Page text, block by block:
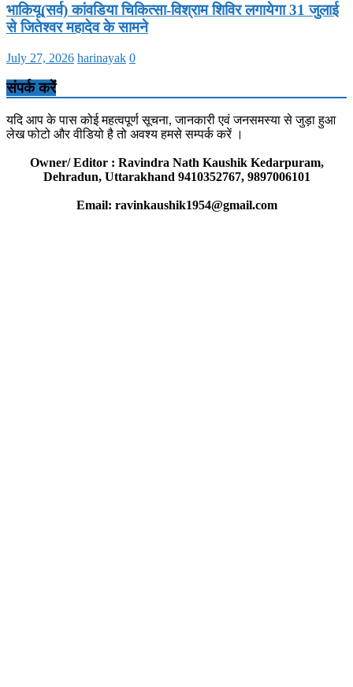
भाकियू(सर्व) कांवडिया चिकित्सा-विश्राम शिविर लगायेगा 31 जुलाई
से जितेश्वर महादेव के सामने
July 27, 2026 harinayak 0
संपर्क करें
यदि आप के पास कोई महत्वपूर्ण सूचना, जानकारी एवं जनसमस्या से जुड़ा हुआ
लेख फोटो और वीडियो है तो अवश्य हमसे सम्पर्क करें ।
Owner/ Editor : Ravindra Nath Kaushik Kedarpuram,
Dehradun, Uttarakhand 9410352767, 9897006101
Email: ravinkaushik1954@gmail.com